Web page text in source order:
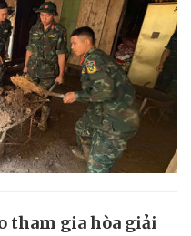
tham gia hòa giải